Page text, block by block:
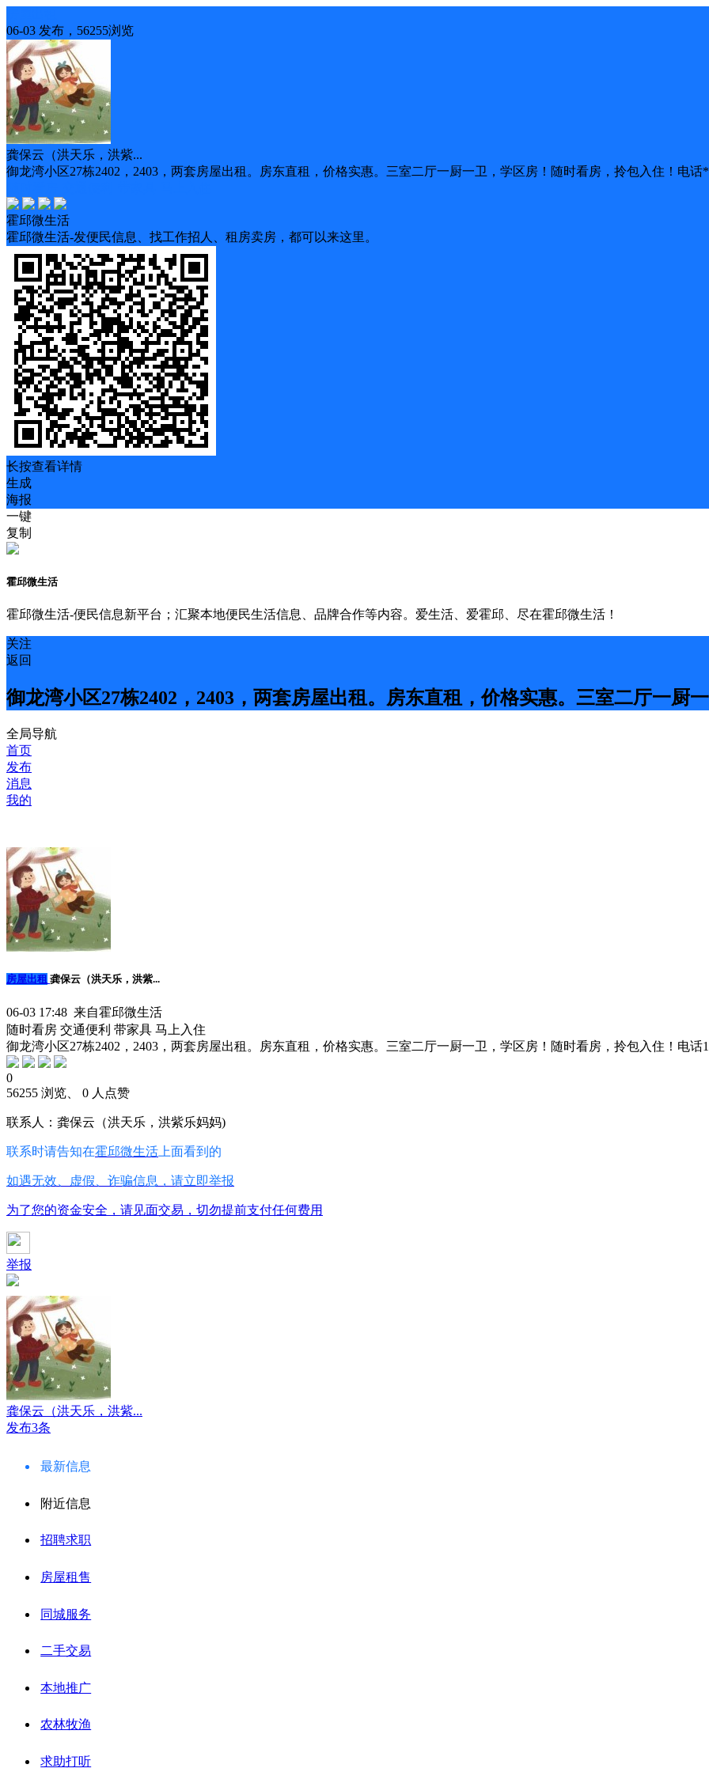
06-03 发布，56255浏览
龚保云（洪天乐，洪紫...
御龙湾小区27栋2402，2403，两套房屋出租。房东直租，价格实惠。三室二厅一厨一卫，学区房！随时看房，拎包入住！电
霍邱微生活
霍邱微生活-发便民信息、找工作招人、租房卖房，都可以来这里。
长按查看详情
生成
海报
一键
复制
霍邱微生活
霍邱微生活-便民信息新平台；汇聚本地便民生活信息、品牌合作等内容。爱生活、爱霍邱、尽在霍邱微生活！
关注
返回
御龙湾小区27栋2402，2403，两套房屋出租。房东直租，价格实惠。三室二厅一厨
全局导航
首页
发布
消息
我的
房屋出租 龚保云（洪天乐，洪紫...
06-03 17:48 来自霍邱微生活
随时看房 交通便利 带家具 马上入住
御龙湾小区27栋2402，2403，两套房屋出租。房东直租，价格实惠。三室二厅一厨一卫，学区房！随时看房，拎包入住！电话
0
56255 浏览、 0 人点赞
联系人：龚保云（洪天乐，洪紫乐妈妈)
联系时请告知在霍邱微生活 上面看到的
如遇无效、虚假、诈骗信息，请立即举报
为了您的资金安全，请见面交易，切勿提前支付任何费用
举报
龚保云（洪天乐，洪紫...
发布3条
最新信息
附近信息
招聘求职
房屋租售
同城服务
二手交易
本地推广
农林牧渔
求助打听